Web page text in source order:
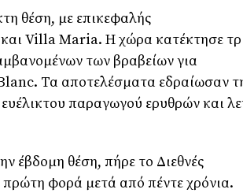
θέση, με επικεφαλής
καιVilla Maria. Η χώρα κατέκτησε
των βραβείων για
. Τα αποτελέσματα εδραίωσαν
παραγωγού ερυθρών και
έβδομη θέση, πήρε το Διεθνές
πρώτη φορά μετά από πέντε χρόνια.